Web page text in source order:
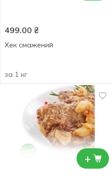
499.00 ₴
Хек смажений
за 1 кг
+